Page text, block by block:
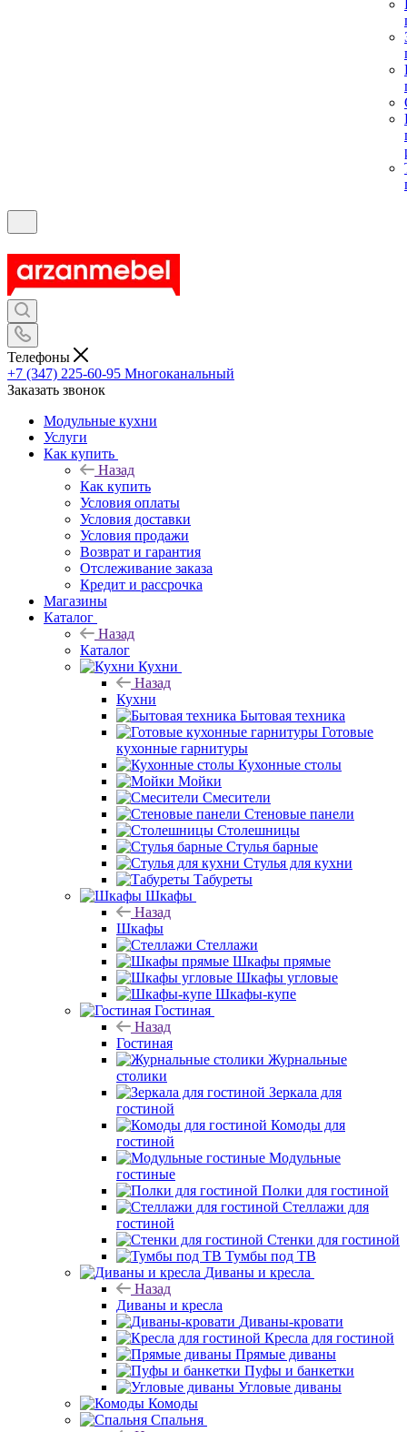
Телефоны
+7 (347) 225-60-95 Многоканальный
Заказать звонок
Модульные кухни
Услуги
Как купить
Назад
Как купить
Условия оплаты
Условия доставки
Условия продажи
Возврат и гарантия
Отслеживание заказа
Кредит и рассрочка
Магазины
Каталог
Назад
Каталог
Кухни
Назад
Кухни
Бытовая техника
Готовые
кухонные гарнитуры
Кухонные столы
Мойки
Смесители
Стеновые панели
Столешницы
Стулья барные
Стулья для кухни
Табуреты
Шкафы
Назад
Шкафы
Стеллажи
Шкафы прямые
Шкафы угловые
Шкафы-купе
Гостиная
Назад
Гостиная
Журнальные
столики
Зеркала для
гостиной
Комоды для
гостиной
Модульные
гостиные
Полки для гостиной
Стеллажи для
гостиной
Стенки для гостиной
Тумбы под ТВ
Диваны и кресла
Назад
Диваны и кресла
Диваны-кровати
Кресла для гостиной
Прямые диваны
Пуфы и банкетки
Угловые диваны
Комоды
Спальня